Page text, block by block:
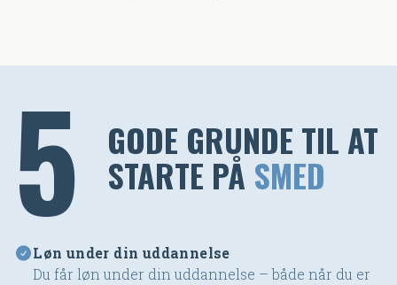
5 GODE GRUNDE TIL AT
STARTE PÅ SMED
Løn under din uddannelse
Du får løn under din uddannelse – både når du er